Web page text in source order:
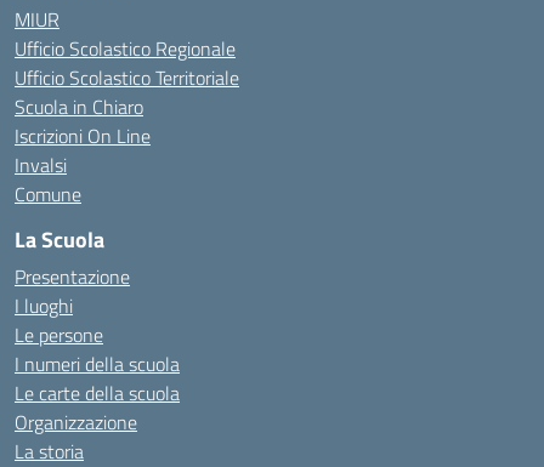
MIUR
Ufficio Scolastico Regionale
Ufficio Scolastico Territoriale
Scuola in Chiaro
Iscrizioni On Line
Invalsi
Comune
La Scuola
Presentazione
I luoghi
Le persone
I numeri della scuola
Le carte della scuola
Organizzazione
La storia